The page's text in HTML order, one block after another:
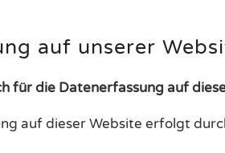
auf unserer
für die Datenerfassung auf
auf dieser Website erfolgt